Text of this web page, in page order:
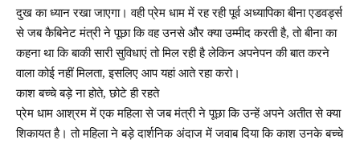
दुख का ध्यान रखा जाएगा। वही प्रेम धाम में रह रही पूर्व अध्यापिका बीना एडवर्ड्स
से जब कैबिनेट मंत्री ने पूछा कि वह उनसे और क्या उम्मीद करती है, तो बीना का
कहना था कि बाकी सारी सुविधाएं तो मिल रही है लेकिन अपनेपन की बात करने
वाला कोई नहीं मिलता, इसलिए आप यहां आते रहा करो।
काश बच्चे बड़े ना होते, छोटे ही रहते
प्रेम धाम आश्रम में एक महिला से जब मंत्री ने पूछा कि उन्हें अपने अतीत से क्या
शिकायत है। तो महिला ने बड़े दार्शनिक अंदाज में जवाब दिया कि काश उनके बच्चे